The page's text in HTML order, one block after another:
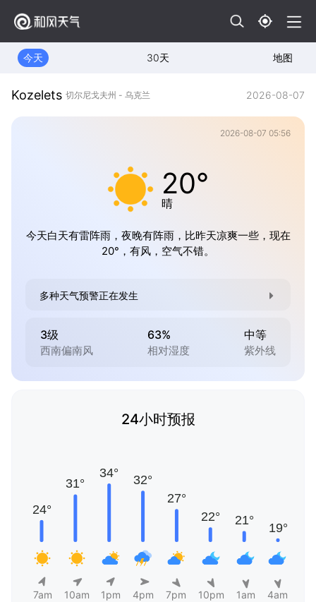
今天 30天 地图
Kozelets 切尔尼戈夫州 - 乌克兰 2026-08-07
2026-08-07 05:56
20°
晴
今天白天有雷阵雨，夜晚有阵雨，比昨天凉爽一些，现在
20°，有风，空气不错。
多种天气预警正在发生
3级
西南偏南风
63%
相对湿度
中等
紫外线
24小时预报
7am 10am 1pm 4pm 7pm 10pm 1am 4am